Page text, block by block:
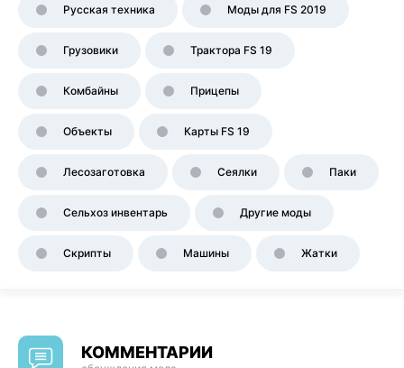
Русская техника Моды для FS 2019
Грузовики Трактора FS 19
Комбайны Прицепы
Объекты Карты FS 19
Лесозаготовка Сеялки Паки
Сельхоз инвентарь Другие моды
Скрипты Машины Жатки
КОММЕНТАРИИ